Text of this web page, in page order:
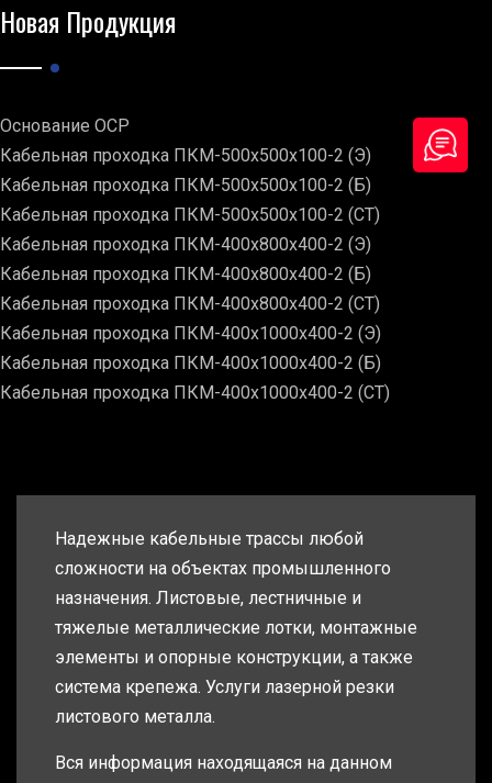
Новая Продукция
Основание ОСР
Кабельная проходка ПКМ-500х500х100-2 (Э)
Кабельная проходка ПКМ-500х500х100-2 (Б)
Кабельная проходка ПКМ-500х500х100-2 (СТ)
Кабельная проходка ПКМ-400х800х400-2 (Э)
Кабельная проходка ПКМ-400х800х400-2 (Б)
Кабельная проходка ПКМ-400х800х400-2 (СТ)
Кабельная проходка ПКМ-400х1000х400-2 (Э)
Кабельная проходка ПКМ-400х1000х400-2 (Б)
Кабельная проходка ПКМ-400х1000х400-2 (СТ)
Надежные кабельные трассы любой
сложности на объектах промышленного
назначения. Листовые, лестничные и
тяжелые металлические лотки, монтажные
элементы и опорные конструкции, а также
система крепежа. Услуги лазерной резки
листового металла.
Вся информация находящаяся на данном